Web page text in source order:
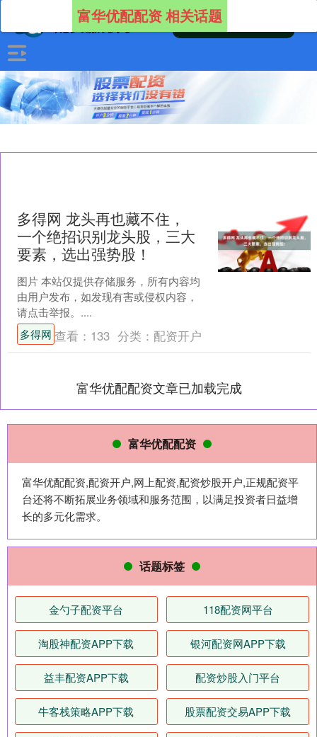
富华优配配资 相关话题
多得网 龙头再也藏不住，
一个绝招识别龙头股，三大
要素，选出强势股！
图片 本站仅提供存储服务，所有内容均
由用户发布，如发现有害或侵权内容，
请点击举报。....
多得网 查看： 133 分类： 配资开户
富华优配配资文章已加载完成
富华优配配资
富华优配配资,配资开户,网上配资,配资炒股开户,正规配资平
台还将不断拓展业务领域和服务范围，以满足投资者日益增
长的多元化需求。
话题标签
金勺子配资平台 118配资网平台
淘股神配资APP下载 银河配资网APP下载
益丰配资APP下载 配资炒股入门平台
牛客栈策略APP下载 股票配资交易APP下载